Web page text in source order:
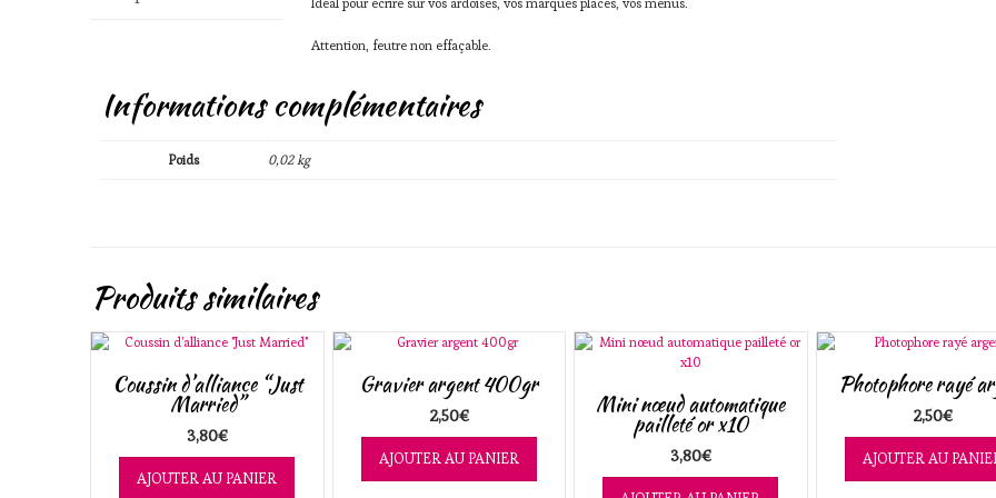
Attention, feutre non effaçable.
Informations complémentaires
Poids 0,02 kg
Produits similaires
Coussin d’alliance “Just
Married”
3,80€
AJOUTER AU PANIER
Gravier argent 400gr
2,50€
AJOUTER AU PANIER
Mini nœud automatique
pailleté or x10
3,80€
Photophore rayé
2,50€
AJOUTER AU